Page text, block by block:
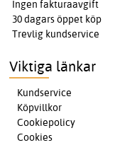
Ingen fakturaavgift
30 dagars öppet köp
Trevlig kundservice
Viktiga länkar
Kundservice
Köpvillkor
Cookiepolicy
Cookies